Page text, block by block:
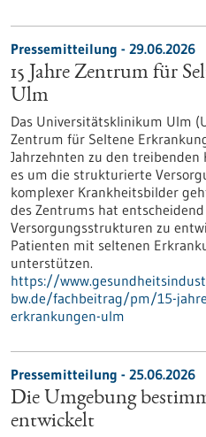
Pressemitteilung - 29.06.2026
15 Jahre Zentrum für
Ulm
Das Universitätsklinikum Ulm
Zentrum für Seltene
Jahrzehnten zu den
es um die strukturierte
komplexer Krankheitsbilder
des Zentrums hat
Versorgungsstrukturen zu
Patienten mit seltenen
unterstützen.
https://
bw.de/fachbeitrag/pm/15-
erkrankungen-ulm
Pressemitteilung - 25.06.2026
Die Umgebung
entwickelt